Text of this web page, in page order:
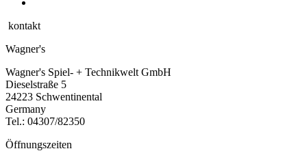
kontakt
Wagner's
Wagner's Spiel- + Technikwelt GmbH
Dieselstraße 5
24223 Schwentinental
Germany
Tel.: 04307/82350
Öffnungszeiten